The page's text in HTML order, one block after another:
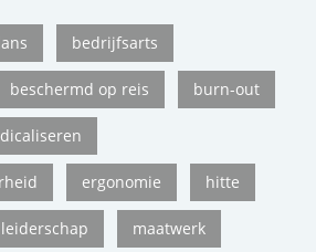
bedrijfsarts
beschermd op reis burn-out
ergonomie hitte
leiderschap maatwerk